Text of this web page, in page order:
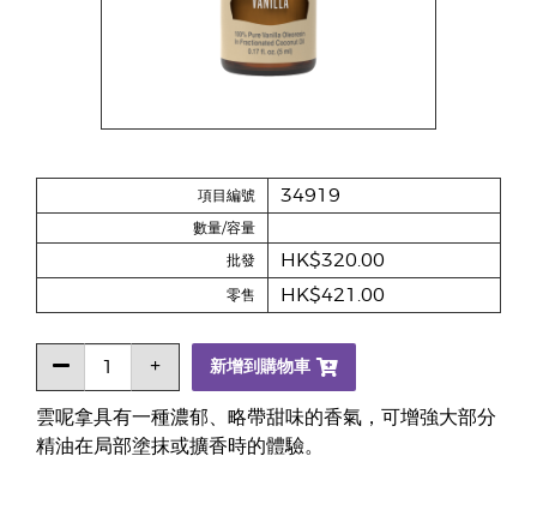
雲呢拿具有一種濃郁、略帶甜味的香氣，可增強大部分
精油在局部塗抹或擴香時的體驗。
項目編號 34919
數量/容量
批發 HK$320.00
零售 HK$421.00
新增到購物車